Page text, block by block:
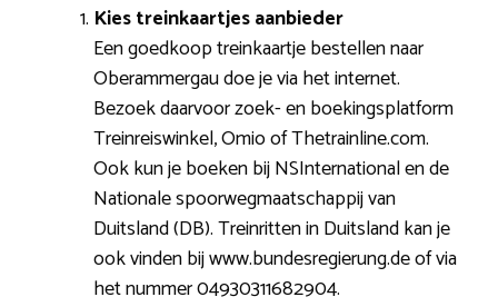
Kies treinkaartjes aanbieder
Een goedkoop treinkaartje bestellen naar
Oberammergau doe je via het internet.
Bezoek daarvoor zoek- en boekingsplatform
Treinreiswinkel, Omio of Thetrainline.com.
Ook kun je boeken bij NSInternational en de
Nationale spoorwegmaatschappij van
Duitsland (DB). Treinritten in Duitsland kan je
ook vinden bij www.bundesregierung.de of via
het nummer 04930311682904.